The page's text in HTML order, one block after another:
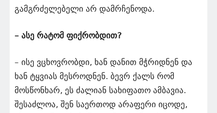
გამგრძელებელი არ დამრჩენოდა.
– ასე რატომ ფიქრობდით?
– ისე ვცხოვრობდი, ხან დანით მჭრიდნენ და
ხან ტყვიას მესროდნენ. ბევრ ქალს რომ
მოსწონხარ, ეს ძალიან სახიფათო ამბავია.
შესაძლოა, შენ საერთოდ არაფერი იცოდე,